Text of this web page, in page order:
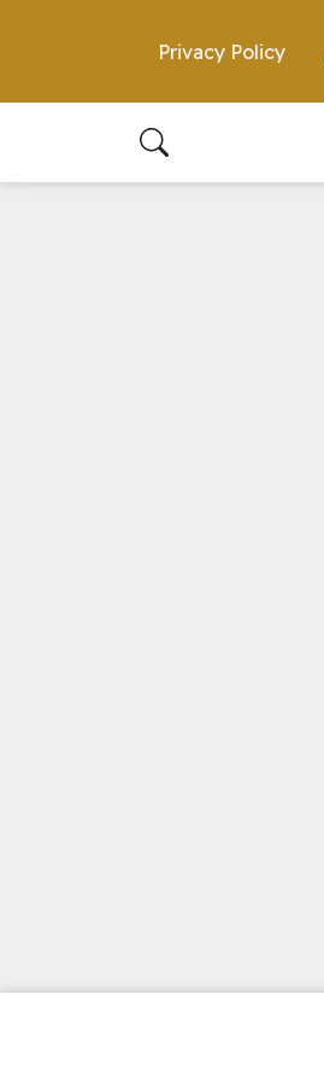
Privacy Policy